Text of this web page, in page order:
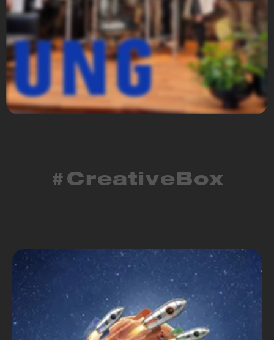
Samsung
#CreativeBox